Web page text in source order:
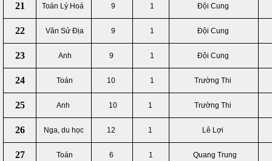
21 Toán Lý Hoá 9 1 Đội Cung
22 Văn Sử Địa 9 1 Đội Cung
23 Anh 9 1 Đội Cung
24 Toán 10 1 Trường Thi
25 Anh 10 1 Trường Thi
26 Nga, du học 12 1 Lê Lợi
27 Toán 6 1 Quang Trung